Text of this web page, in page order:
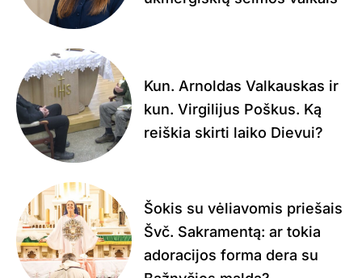
Kun. Arnoldas Valkauskas ir
kun. Virgilijus Poškus. Ką
reiškia skirti laiko Dievui?
Šokis su vėliavomis priešais
Švč. Sakramentą: ar tokia
adoracijos forma dera su